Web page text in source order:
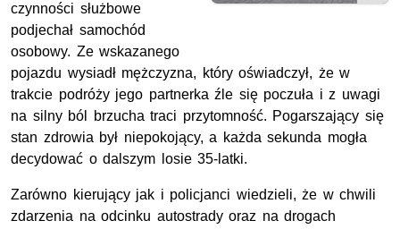
czynności służbowe
podjechał samochód
osobowy. Ze wskazanego
pojazdu wysiadł mężczyzna, który oświadczył, że w
trakcie podróży jego partnerka źle się poczuła i z uwagi
na silny ból brzucha traci przytomność. Pogarszający się
stan zdrowia był niepokojący, a każda sekunda mogła
decydować o dalszym losie 35-latki.
Zarówno kierujący jak i policjanci wiedzieli, że w chwili
zdarzenia na odcinku autostrady oraz na drogach